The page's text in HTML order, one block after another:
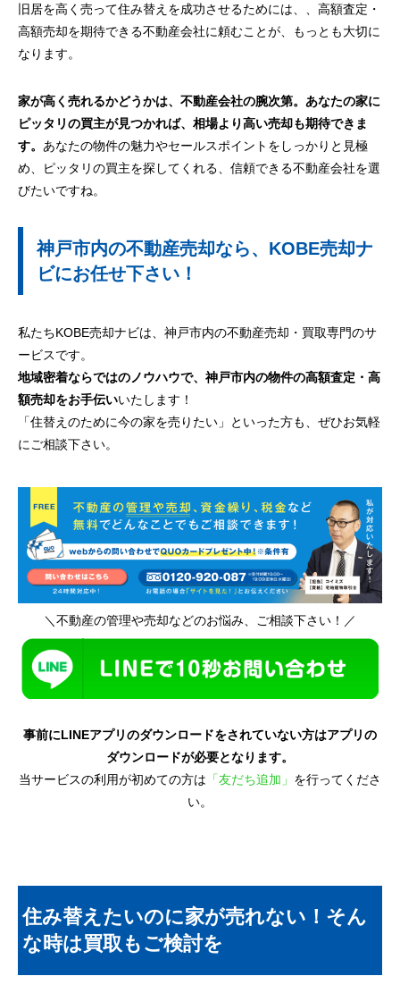
旧居を高く売って住み替えを成功させるためには、、高額査定・
高額売却を期待できる不動産会社に頼むことが、もっとも大切に
なります。
家が高く売れるかどうかは、不動産会社の腕次第。あなたの家に
ピッタリの買主が見つかれば、相場より高い売却も期待できま
す。 あなたの物件の魅力やセールスポイントをしっかりと見極
め、ピッタリの買主を探してくれる、信頼できる不動産会社を選
びたいですね。
神戸市内の不動産売却なら、KOBE売却ナ
ビにお任せ下さい！
私たちKOBE売却ナビは、神戸市内の不動産売却・買取専門のサ
ービスです。
地域密着ならではのノウハウで、神戸市内の物件の高額査定・高
額売却をお手伝いいたします！
「住替えのために今の家を売りたい」といった方も、ぜひお気軽
にご相談下さい。
＼不動産の管理や売却などのお悩み、ご相談下さい！／
事前にLINEアプリのダウンロードをされていない方はアプリの
ダウンロードが必要となります。
当サービスの利用が初めての方は 「友だち追加」 を行ってくださ
い。
住み替えたいのに家が売れない！そん
な時は買取もご検討を